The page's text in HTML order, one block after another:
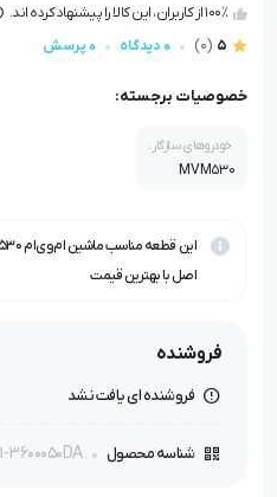
100٪ از کاربران، این کالا را پیشنهاد کرده اند.
5
(0) 0 دیدگاه 0 پرسش
خصوصیات برجسته:
خودروهای سازگار:
MVM530
اصل با بهترین قیمت
فروشنده
فروشنده ای یافت نشد
شناسه محصول 3600050DA